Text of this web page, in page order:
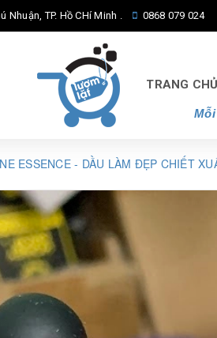
Nhuận, TP. Hồ CHí Minh . 0868 079 024
TRANG CHỦ
ESSENCE - DẦU LÀM ĐẸP CHIẾT